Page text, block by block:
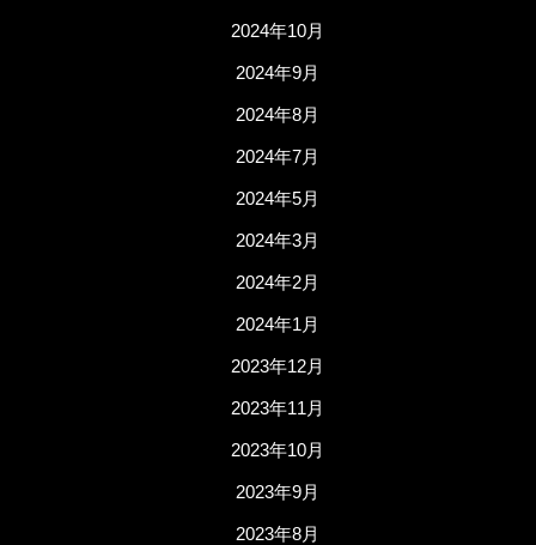
2024年10月
2024年9月
2024年8月
2024年7月
2024年5月
2024年3月
2024年2月
2024年1月
2023年12月
2023年11月
2023年10月
2023年9月
2023年8月